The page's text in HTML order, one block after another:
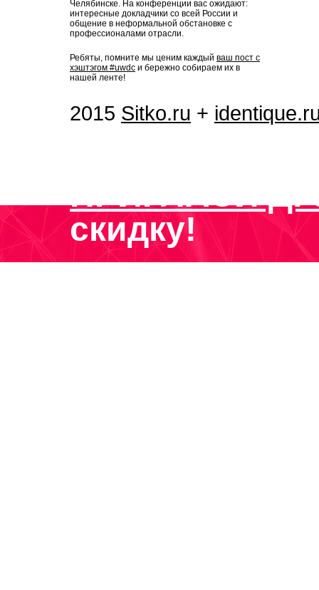
Челябинске. На конференции вас ожидают:
интересные докладчики со всей России и
общение в неформальной обстановке с
профессионалами отрасли.
Ребяты, помните мы ценим каждый ваш пост с
хэштэгом #uwdc и бережно собираем их в
нашей ленте!
2015 Sitko.ru +
ПРИГЛАСИ
скидку!